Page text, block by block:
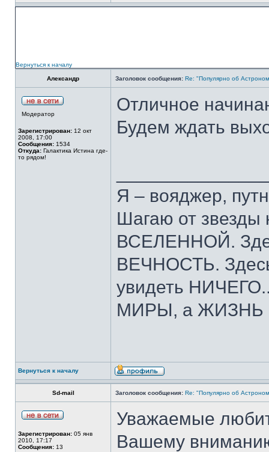
Вернуться к началу
Александр Заголовок сообщения: Re: "Популярно об
Модератор
Зарегистрирован: 12 окт
2008, 17:00
Сообщения: 1534
Откуда: Галактика Истина где-
то рядом!
Отличное
Будем ждать
Я – вояджер,
Шагаю от звезды
ВСЕЛЕННОЙ.
ВЕЧНОСТЬ.
увидеть
МИРЫ, а ЖИЗНЬ
Вернуться к началу
Sd-mail Заголовок сообщения: Re: "Популярно об
Зарегистрирован: 05 янв
2010, 17:17
Сообщения: 13
Уважаемые
Вашему